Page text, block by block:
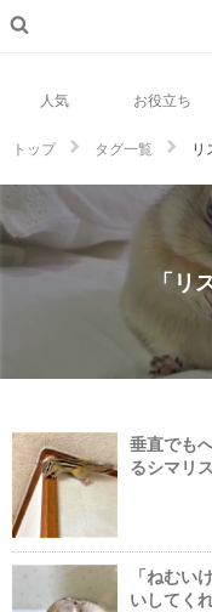
人気 お役立ち
トップ タグ一覧 リ
「リ
垂直でも
るシマリ
「ねむい
いしてく